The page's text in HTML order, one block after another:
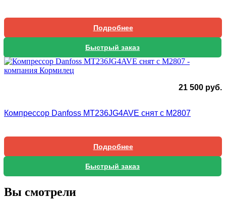
Подробнее
Быстрый заказ
21 500 руб.
Компрессор Danfoss MT236JG4AVE снят с М2807
Подробнее
Быстрый заказ
Вы смотрели